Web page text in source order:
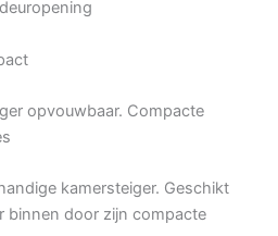
opvouwbaar. Compacte
kamersteiger. Geschikt
binnen door zijn compacte